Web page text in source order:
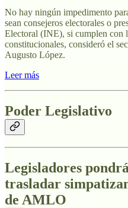
No hay ningún impedimento
sean consejeros electorales o
Electoral (INE), si cumplen con
constitucionales, consideró el
Augusto López.
Leer más
Poder Legislativo
Legisladores
trasladar
de AMLO